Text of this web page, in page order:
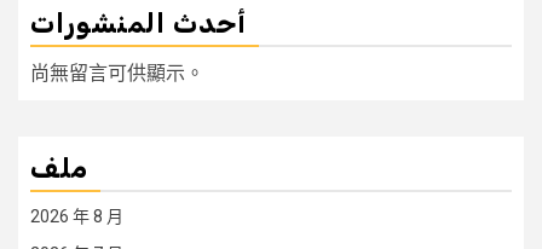
أحدث المنشورات
尚無留言可供顯示。
ملف
2026 年 8 月